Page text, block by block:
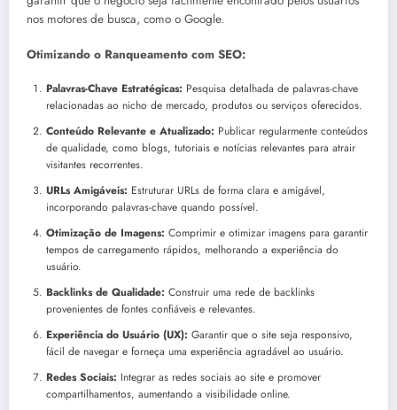
nos motores de busca, como o Google.
Otimizando o Ranqueamento com SEO:
Palavras-Chave Estratégicas: Pesquisa detalhada de palavras-chave
relacionadas ao nicho de mercado, produtos ou serviços oferecidos.
Conteúdo Relevante e Atualizado: Publicar regularmente conteúdos
de qualidade, como blogs, tutoriais e notícias relevantes para atrair
visitantes recorrentes.
URLs Amigáveis: Estruturar URLs de forma clara e amigável,
incorporando palavras-chave quando possível.
Otimização de Imagens: Comprimir e otimizar imagens para garantir
tempos de carregamento rápidos, melhorando a experiência do
usuário.
Backlinks de Qualidade: Construir uma rede de backlinks
provenientes de fontes confiáveis e relevantes.
Experiência do Usuário (UX): Garantir que o site seja responsivo,
fácil de navegar e forneça uma experiência agradável ao usuário.
Redes Sociais: Integrar as redes sociais ao site e promover
compartilhamentos, aumentando a visibilidade online.